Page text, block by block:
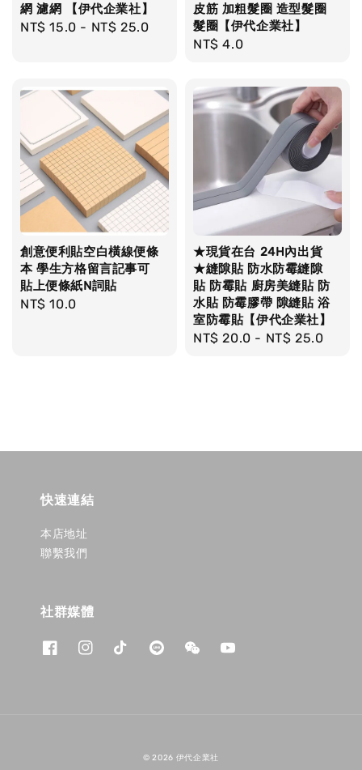
網 濾網 【伊代企業社】
Regular
NT$ 15.0 - NT$ 25.0
皮筋 加粗髮圈 造型髮圈
髮圈【伊代企業社】
Regular
NT$ 4.0
創意便利貼空白橫線便條
本 學生方格留言記事可
貼上便條紙N詞貼
Regular
NT$ 10.0
★現貨在台 24H內出貨
★縫隙貼 防水防霉縫隙
貼 防霉貼 廚房美縫貼 防
水貼 防霉膠帶 隙縫貼 浴
室防霉貼【伊代企業社】
Regular
NT$ 20.0 - NT$ 25.0
快速連結
本店地址
聯繫我們
社群媒體
© 2026 伊代企業社